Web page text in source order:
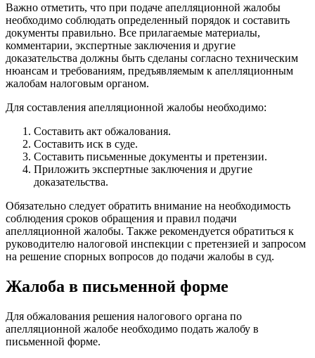
Важно отметить, что при подаче апелляционной жалобы
необходимо соблюдать определенный порядок и составить
документы правильно. Все прилагаемые материалы,
комментарии, экспертные заключения и другие
доказательства должны быть сделаны согласно техническим
нюансам и требованиям, предъявляемым к апелляционным
жалобам налоговым органом.
Для составления апелляционной жалобы необходимо:
Составить акт обжалования.
Составить иск в суде.
Составить письменные документы и претензии.
Приложить экспертные заключения и другие
доказательства.
Обязательно следует обратить внимание на необходимость
соблюдения сроков обращения и правил подачи
апелляционной жалобы. Также рекомендуется обратиться к
руководителю налоговой инспекции с претензией и запросом
на решение спорных вопросов до подачи жалобы в суд.
Жалоба в письменной форме
Для обжалования решения налогового органа по
апелляционной жалобе необходимо подать жалобу в
письменной форме.